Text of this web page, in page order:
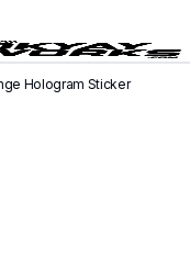
Hologram Sticker